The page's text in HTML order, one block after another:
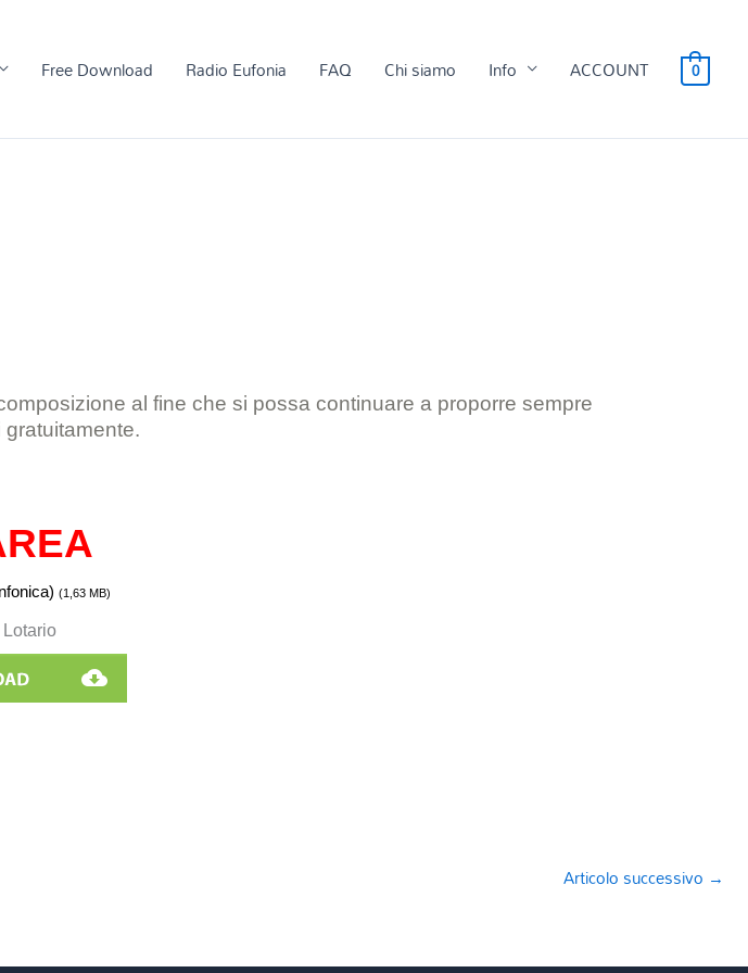
Free Download Radio Eufonia FAQ Chi siamo Info ACCOUNT 0
al fine che si possa continuare a proporre sempre
gratuitamente.
(1,63MB)
Lotario
Articolo successivo →